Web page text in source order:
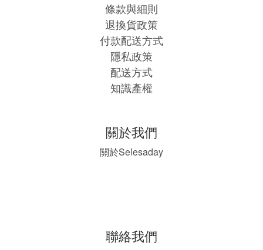
條款與細則
退換貨政策
付款配送方式
隱私政策
配送方式
知識產權
關於我們
關於Selesaday
聯絡我們